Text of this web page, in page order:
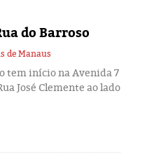
do Barroso
de Manaus
tem início na Avenida 7
José Clemente ao lado